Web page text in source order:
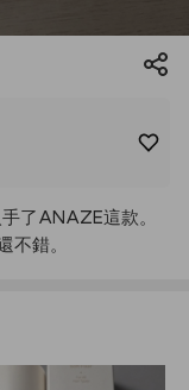
了ANAZE這款。
錯。